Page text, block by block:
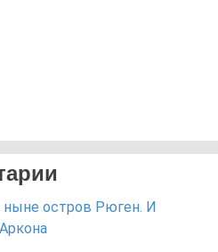
остров Рюген. И